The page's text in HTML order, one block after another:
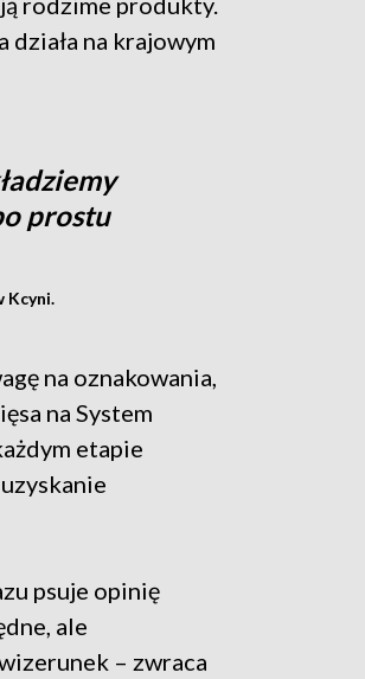
na krajowym
prostu
Kcyni.
na oznakowania,
na System
etapie
psuje opinię
ale
– zwraca